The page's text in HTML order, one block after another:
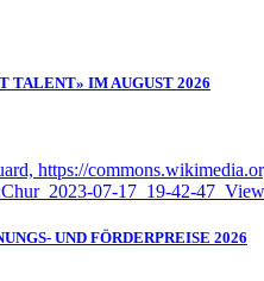
TALENT» IM AUGUST 2026
UND FÖRDERPREISE 2026